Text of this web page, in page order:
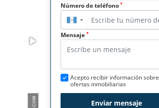
Número de teléfono *
▼
Mensaje *
Acepto recibir información sobre
ofertas inmobiliarias
Enviar mensaje